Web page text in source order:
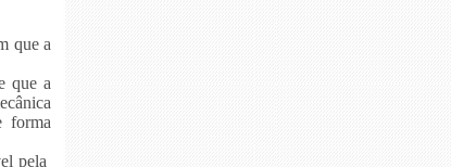
que a
que a
forma
pela